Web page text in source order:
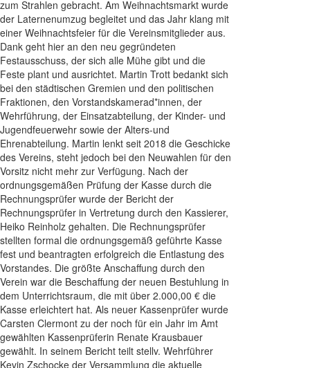
zum Strahlen gebracht. Am Weihnachtsmarkt wurde
der Laternenumzug begleitet und das Jahr klang mit
einer Weihnachtsfeier für die Vereinsmitglieder aus.
Dank geht hier an den neu gegründeten
Festausschuss, der sich alle Mühe gibt und die
Feste plant und ausrichtet. Martin Trott bedankt sich
bei den städtischen Gremien und den politischen
Fraktionen, den Vorstandskamerad*innen, der
Wehrführung, der Einsatzabteilung, der Kinder- und
Jugendfeuerwehr sowie der Alters-und
Ehrenabteilung. Martin lenkt seit 2018 die Geschicke
des Vereins, steht jedoch bei den Neuwahlen für den
Vorsitz nicht mehr zur Verfügung. Nach der
ordnungsgemäßen Prüfung der Kasse durch die
Rechnungsprüfer wurde der Bericht der
Rechnungsprüfer in Vertretung durch den Kassierer,
Heiko Reinholz gehalten. Die Rechnungsprüfer
stellten formal die ordnungsgemäß geführte Kasse
fest und beantragten erfolgreich die Entlastung des
Vorstandes. Die größte Anschaffung durch den
Verein war die Beschaffung der neuen Bestuhlung in
dem Unterrichtsraum, die mit über 2.000,00 € die
Kasse erleichtert hat. Als neuer Kassenprüfer wurde
Carsten Clermont zu der noch für ein Jahr im Amt
gewählten Kassenprüferin Renate Krausbauer
gewählt. In seinem Bericht teilt stellv. Wehrführer
Kevin Zschocke der Versammlung die aktuelle